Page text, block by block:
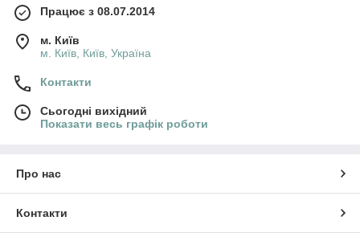
Працює з 08.07.2014
м. Київ
м. Київ, Київ, Україна
Контакти
Сьогодні вихідний
Показати весь графік роботи
Про нас
Контакти